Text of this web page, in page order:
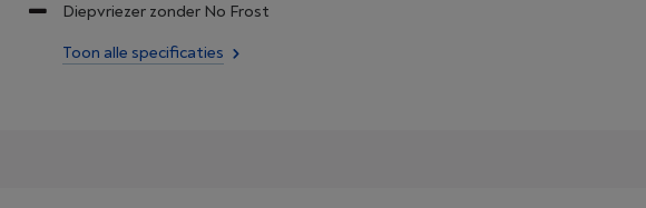
Diepvriezer zonder No Frost
Toon alle specificaties